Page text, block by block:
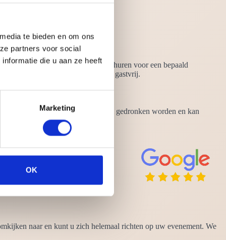
te bieden en om ons
partners voor social
die u aan ze heeft
Marketing
OK
Wilt u alleen een barista huren voor een bepaald
opleiding afgerond en is bijzonder gastvrij.
kop koffie kan op elk tijdstip wel gedronken worden en kan
naar en kunt u zich helemaal richten op uw evenement. We